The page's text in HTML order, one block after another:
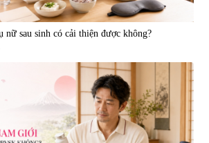
Bussan
Viên uống hỗ trợ bền thành
mạch, ngừa tai biến Elastin Plus
& Nattokinase Hokoen 80 viên
|0
980.000 đ
nữ sau sinh có cải thiện được không?